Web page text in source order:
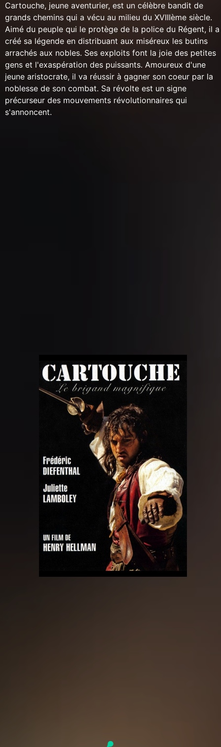
Cartouche, jeune aventurier, est un célèbre bandit de
grands chemins qui a vécu au milieu du XVIIIème siècle.
Aimé du peuple qui le protège de la police du Régent, il a
créé sa légende en distribuant aux miséreux les butins
arrachés aux nobles. Ses exploits font la joie des petites
gens et l'exaspération des puissants. Amoureux d'une
jeune aristocrate, il va réussir à gagner son coeur par la
noblesse de son combat. Sa révolte est un signe
précurseur des mouvements révolutionnaires qui
s'annoncent.